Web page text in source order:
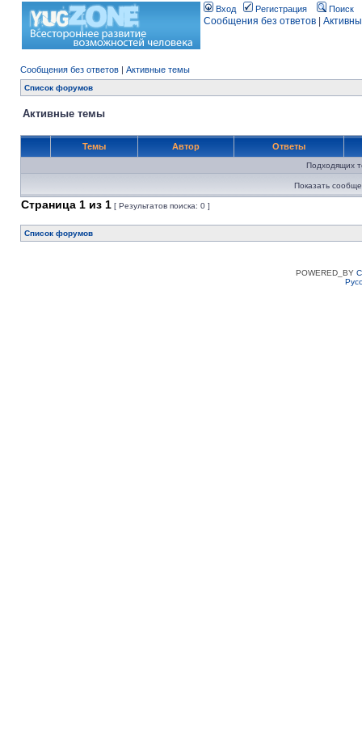
Вход Регистрация Поиск
Сообщения без ответов
Сообщения без ответов | Активные темы
Список форумов
Активные темы
Темы Автор Ответы
Подходящих
Показать
Страница 1 из 1 [ Результатов поиска: 0 ]
Список форумов
POWERED_BY